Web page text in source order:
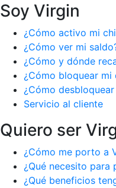
Soy Virgin
¿Cómo activo mi
¿Cómo ver mi
¿Cómo y dónde
¿Cómo bloquear mi
¿Cómo
Servicio al cliente
Quiero ser
¿Cómo me porto a
¿Qué necesito para
¿Qué beneficios